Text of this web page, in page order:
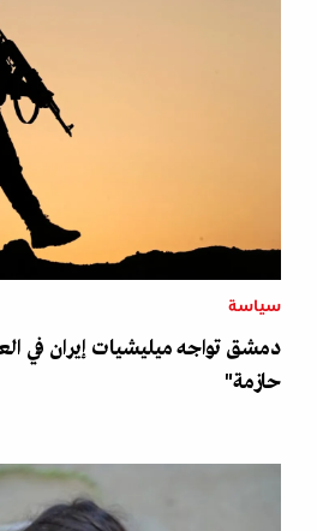
سياسة
دمشق تواجه ميليشيات إيران في
حازمة"